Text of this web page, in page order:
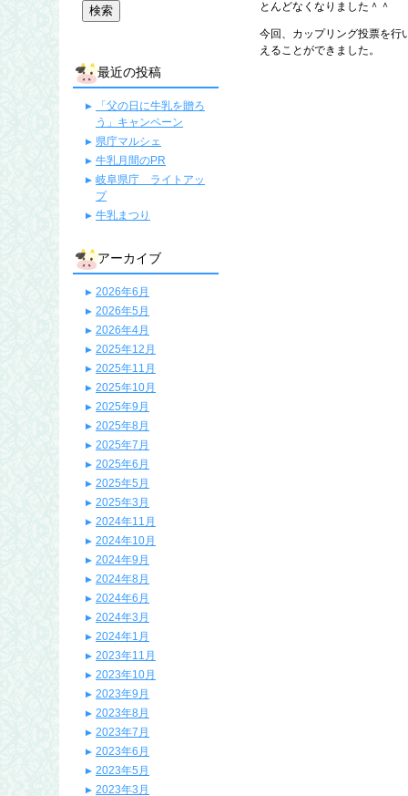
とんどなくなりました＾＾
今回、カップリング投票を行
えることができました。
最近の投稿
「父の日に牛乳を贈ろ
う」キャンペーン
県庁マルシェ
牛乳月間のPR
岐阜県庁 ライトアッ
プ
牛乳まつり
アーカイブ
2026年6月
2026年5月
2026年4月
2025年12月
2025年11月
2025年10月
2025年9月
2025年8月
2025年7月
2025年6月
2025年5月
2025年3月
2024年11月
2024年10月
2024年9月
2024年8月
2024年6月
2024年3月
2024年1月
2023年11月
2023年10月
2023年9月
2023年8月
2023年7月
2023年6月
2023年5月
2023年3月